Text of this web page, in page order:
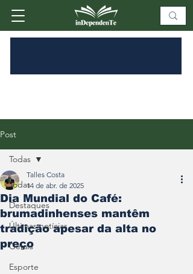
Post
Todas
Destaques
Últimas notícias
Gerais
Esporte
Todas
Dia Mundial do Café:
brumadinhenses mantêm
tradição apesar da alta no
preço
Talles Costa
14 de abr. de 2025